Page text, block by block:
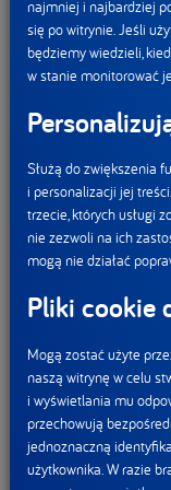
DANONE wizjąOne
organizowane są
prawidłowego
Realizowane
którzy chętnie
– średni staż
wynosi obecnie
średniej krajowej.
Fabryka
wydajność
Konkurs Fabryka
są firmy i osoby
wprowadzeniu
najmniej i najbardziej
się po witrynie. Jeśli
będziemy wiedzieli,
w stanie monitorować
Służą do zwiększenia
i personalizacji jej
trzecie, których usługi
nie zezwoli na ich
mogą nie działać
Pliki cookie
Mogą zostać użyte
naszą witrynę w celu
i wyświetlania mu
przechowują
jednoznaczną
użytkownika. W razie